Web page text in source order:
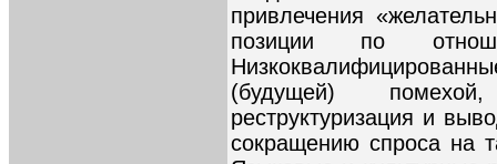
привлечения
позиции по
(будущей) помехой,
реструктуризация и
сокращению спроса на